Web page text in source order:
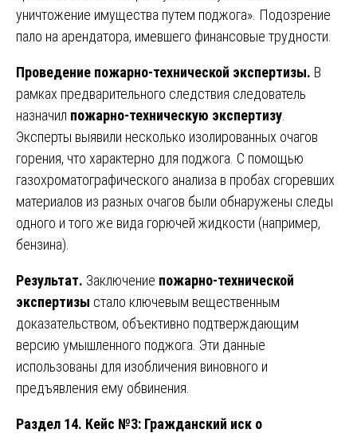
уничтожение имущества путем поджога». Подозрение
пало на арендатора, имевшего финансовые трудности.
Проведение пожарно-технической экспертизы. В
рамках предварительного следствия следователь
назначил пожарно-техническую экспертизу
Эксперты выявили несколько изолированных очагов
горения, что характерно для поджога. С помощью
газохроматографического анализа в пробах сгоревших
материалов из разных очагов были обнаружены следы
одного и того же вида горючей жидкости (например,
бензина).
Результат. Заключение пожарно-технической
экспертизы стало ключевым вещественным
доказательством, объективно подтверждающим
версию умышленного поджога. Эти данные
использованы для изобличения виновного и
предъявления ему обвинения.
Раздел 14. Кейс №3: Гражданский иск о